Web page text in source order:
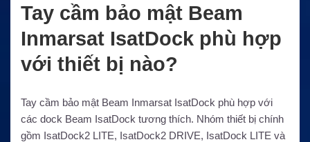
Tay cầm bảo mật Beam
Inmarsat IsatDock phù hợp
với thiết bị nào?
Tay cầm bảo mật Beam Inmarsat IsatDock phù hợp với
các dock Beam IsatDock tương thích. Nhóm thiết bị chính
gồm IsatDock2 LITE, IsatDock2 DRIVE, IsatDock LITE và